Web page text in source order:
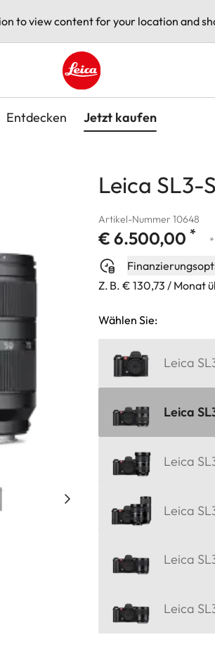
to view content for your location and
Leica logo - Home
Entdecken Jetzt kaufen
Leica SL3-
Artikel-Nummer 10648
€ 6.500,00 *
Z. B. € 130,73 / Monat
Wählen Sie:
Leica
Leica
Leica
Leica
Leica
Leica